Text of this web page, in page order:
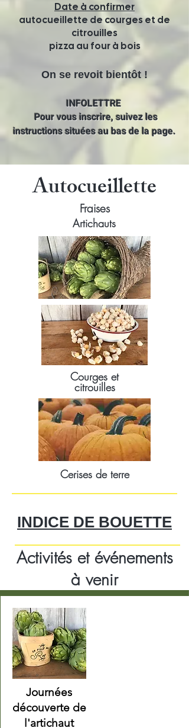
Date à confirmer
autocueillette de courges et de
citrouilles
pizza au four à bois
On se revoit bientôt !
INFOLETTRE
Pour vous inscrire, suivez les
instructionssituées au bas de la page.
Autocueillette
Fraises
Artichauts
Courges et
citrouilles
Cerises de terre
INDICE DE BOUETTE
Activités et événements
à venir
Journées
découverte de
l'artichaut